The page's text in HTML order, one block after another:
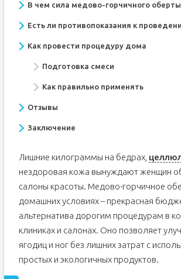
В чем сила медово-горчичного
Есть ли противопоказания к
Как провести процедуру дома
Подготовка смеси
Как правильно применять
Отзывы
Заключение
Лишние килограммы на бедрах,
нездоровая кожа вынуждают женщин
салоны красоты. Медово-горчичное
домашних условиях – прекрасная
альтернатива дорогим процедурам в
клиниках и салонах. Оно позволяет
ягодиц и ног без лишних затрат с
простых и экологичных продуктов.